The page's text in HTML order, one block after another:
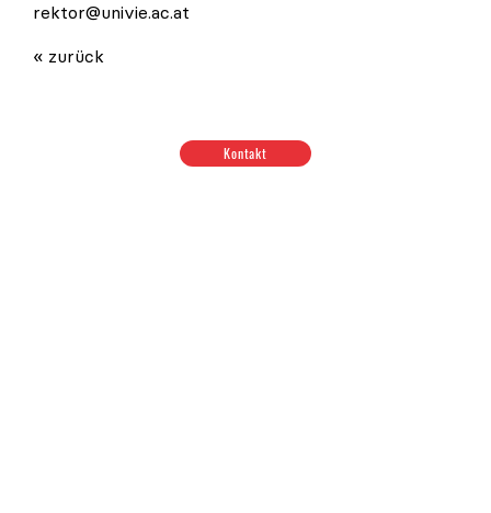
rektor@univie.ac.at
« zurück
Kontakt